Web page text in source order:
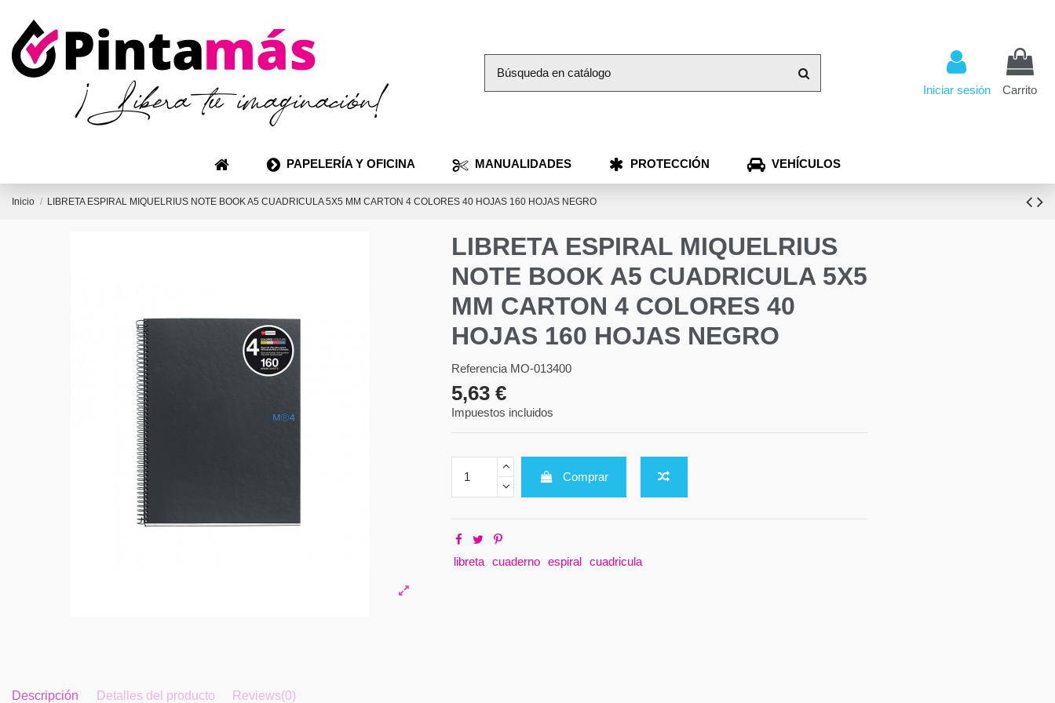
Iniciar sesión Carrito
PAPELERÍA Y OFICINA MANUALIDADES PROTECCIÓN VEHÍCULOS
Inicio LIBRETA ESPIRAL MIQUELRIUS NOTE BOOK A5 CUADRICULA 5X5 MM CARTON 4 COLORES 40 HOJAS 160 HOJAS NEGRO
LIBRETA ESPIRAL MIQUELRIUS
NOTE BOOK A5 CUADRICULA 5X5
MM CARTON 4 COLORES 40
HOJAS 160 HOJAS NEGRO
Referencia MO-013400
5,63 €
Impuestos incluidos
Comprar
libreta cuaderno espiral cuadricula
Descripción Detalles del producto Reviews(0)